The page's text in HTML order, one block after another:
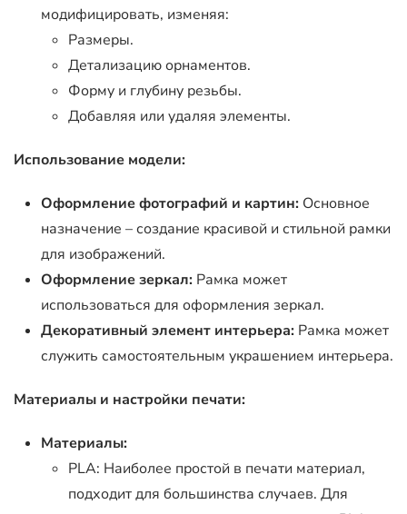
модифицировать, изменяя:
Размеры.
Детализацию орнаментов.
Форму и глубину резьбы.
Добавляя или удаляя элементы.
Использование модели:
Оформление фотографий и картин: Основное
назначение – создание красивой и стильной рамки
для изображений.
Оформление зеркал: Рамка может
использоваться для оформления зеркал.
Декоративный элемент интерьера: Рамка может
служить самостоятельным украшением интерьера.
Материалы и настройки печати:
Материалы:
PLA: Наиболее простой в печати материал,
подходит для большинства случаев. Для